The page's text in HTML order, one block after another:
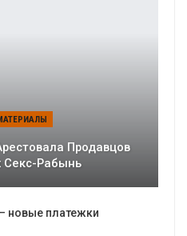
Продавцов
Секс-Рабынь
новые платежки